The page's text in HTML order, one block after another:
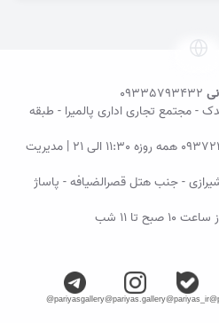
09335793432
- مجتمع تجاری اداری پالمیرا - طبقه
همه روزه 11:30 الی 21 | مدیریت
- جنب هتل قصرالضیافه - پاساژ
صبح تا ۱۱ شب
@pariyas_ir
@pariyas.gallery
@pariyasgallery